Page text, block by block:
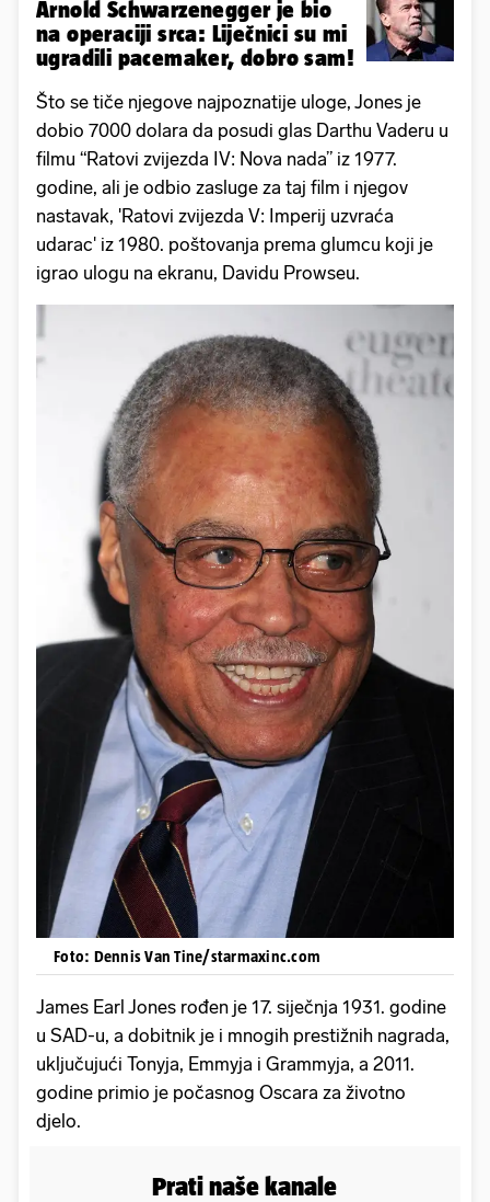
Arnold Schwarzenegger je bio
na operaciji srca: Liječnici su mi
ugradili pacemaker, dobro sam!
Što se tiče njegove najpoznatije uloge, Jones je
dobio 7000 dolara da posudi glas Darthu Vaderu u
filmu “Ratovi zvijezda IV: Nova nada” iz 1977.
godine, ali je odbio zasluge za taj film i njegov
nastavak, 'Ratovi zvijezda V: Imperij uzvraća
udarac' iz 1980. poštovanja prema glumcu koji je
igrao ulogu na ekranu, Davidu Prowseu.
Foto: Dennis Van Tine/starmaxinc.com
James Earl Jones rođen je 17. siječnja 1931. godine
u SAD-u, a dobitnik je i mnogih prestižnih nagrada,
uključujući Tonyja, Emmyja i Grammyja, a 2011.
godine primio je počasnog Oscara za životno
djelo.
Prati naše kanale